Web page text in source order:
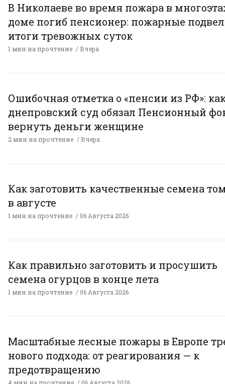
В Николаеве во время пожара в
доме погиб пенсионер: пожарные
итоги тревожных суток
1 мин на прочтение Вчера
Ошибочная отметка о «пенсии из РФ»:
днепровский суд обязал Пенсионный
вернуть деньги женщине
2 мин на прочтение Вчера
Как заготовить качественные семена
в августе
1 мин на прочтение 06 Августа 2026
Как правильно заготовить и просушить
семена огурцов в конце лета
1 мин на прочтение 06 Августа 2026
Масштабные лесные пожары в Европе
нового подхода: от реагирования — к
предотвращению